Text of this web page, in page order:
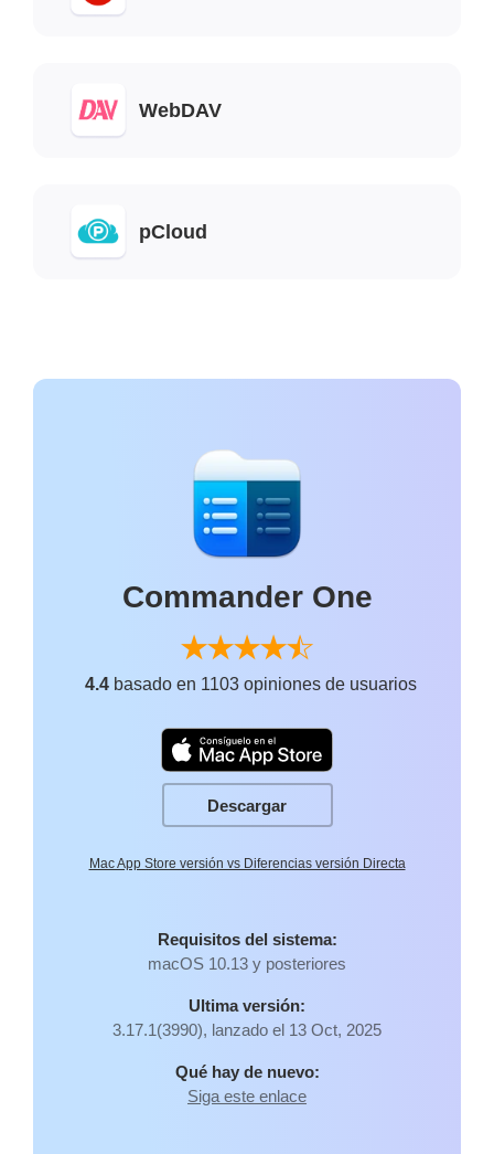
WebDAV
pCloud
Commander One
4.4basado en 1103 opiniones de usuarios
Descargar
Mac App Store versión vs Diferencias versión Directa
Requisitos del sistema:
macOS 10.13 y posteriores
Ultima versión:
3.17.1(3990), lanzado el 13 Oct, 2025
Qué hay de nuevo:
Siga este enlace